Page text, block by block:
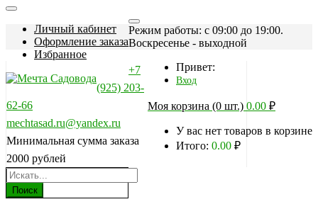
Личный кабинет
Оформление заказа
Избранное
Режим работы: c 09:00 до 19:00.
Воскресенье - выходной
Привет:
Вход
Моя корзина (0 шт.) 0.00 ₽
У вас нет товаров в корзине
Итого: 0.00 ₽
+7
(925) 203-
62-66
mechtasad.ru@yandex.ru
Минимальная сумма заказа
2000 рублей
Поиск